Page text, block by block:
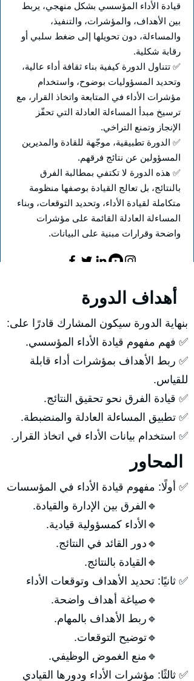
قيادة الأداء المؤسسي بشكل منهجي، يربط
بين الأهداف، والمؤشرات، والتنفيذ،
والمساءلة، دون تحويلها إلى ضغط سلبي أو
رقابة شكلية.
✅ تتناول الدورة كيفية بناء ثقافة أداء عالية،
وتحديد المسؤوليات بوضوح، واستخدام
مؤشرات الأداء في المتابعة واتخاذ القرار، مع
ترسيخ مبدأ المساءلة العادلة التي تحفّز
الإنجاز وتمنع التراخي.
✅ الدورة تطبيقية، موجّهة للقادة والمديرين
المسؤولين عن نتائج فرقهم.
✅ هذه الدورة لا تكتفي بمطالبة الفرق
بالنتائج، بل تعالج القيادة بوصفها منظومة
متكاملة لقيادة الأداء، وتحديد التوقعات، وبناء
المساءلة العادلة القائمة على مؤشرات
واضحة وقرارات مبنية على البيانات.
بنهاية الدورة سيكون المشارك قادرًا على:
✅ فهم مفهوم قيادة الأداء المؤسسي.
✅ ربط الأهداف بمؤشرات أداء قابلة
للقياس.
✅ قيادة الفرق نحو تحقيق النتائج.
✅ تطبيق المساءلة العادلة والمنضبطة.
✅ استخدام بيانات الأداء في اتخاذ القرار.
✅ أولًا: مفهوم قيادة الأداء في المؤسسات
🔹الفرق بين الإدارة والقيادة.
🔹الأداء كمسؤولية قيادية.
🔹دور القائد في النتائج.
🔹القيادة بالنتائج.
✅ ثانيًا: تحديد الأهداف وتوقعات الأداء
🔹صياغة أهداف واضحة.
🔹ربط الأهداف بالمهام.
🔹توضيح التوقعات.
🔹منع الغموض الوظيفي.
✅ ثالثًا: مؤشرات الأداء ودورها القيادي